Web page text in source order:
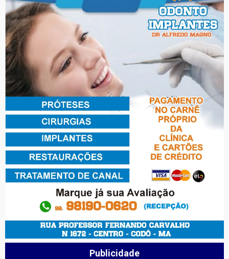
Publicidade